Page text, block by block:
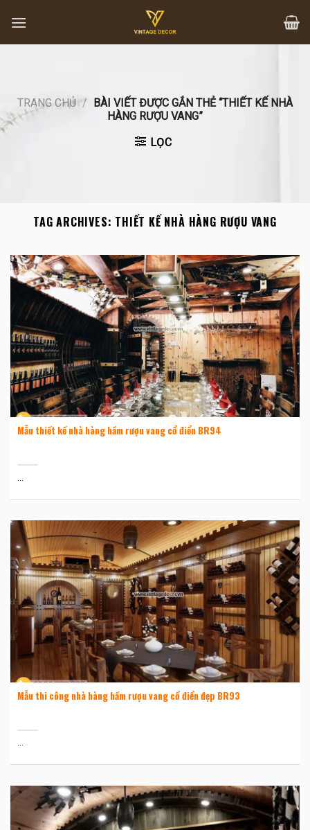
content
TRANG CHỦ / BÀI VIẾT ĐƯỢC GẮN THẺ “THIẾT KẾ NHÀ
HÀNG RƯỢU VANG”
LỌC
TAG ARCHIVES: THIẾT KẾ NHÀ HÀNG RƯỢU VANG
Mẫu thiết kế nhà hàng hầm rượu vang cổ điển BR94
Mẫu thi công nhà hàng hầm rượu vang cổ điển đẹp BR93
...